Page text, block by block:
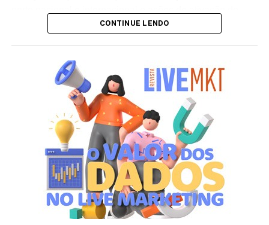
marcas parceiras. “O Camarote Nº1 é um projeto que faz
uma experiência personalizada que nasce dolifestyle
cidade maravilhosa”, destaca Marcio Esher, sócio, diretor
de negócios e marketing da Holding Clube e gestor do
A produção do evento é assinada pela agência Banco_
em parceria com a Storymakers e a Cross Networking,
empresas pertencentes ao ecossistema da Holding
Clube. O projeto criativo mantém a assinatura “Brasil na
Veia”, conceito focado na valorização da cultura nacional,
da música e da hospitalidade carioca.
CONTINUE LENDO